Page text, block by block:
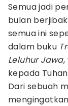
Semua jadi
bulan
semua ini
dalam buku
Leluhur Jawa,
kepada
Dari sebuah